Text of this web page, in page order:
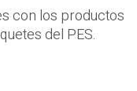
con los productos
del PES.